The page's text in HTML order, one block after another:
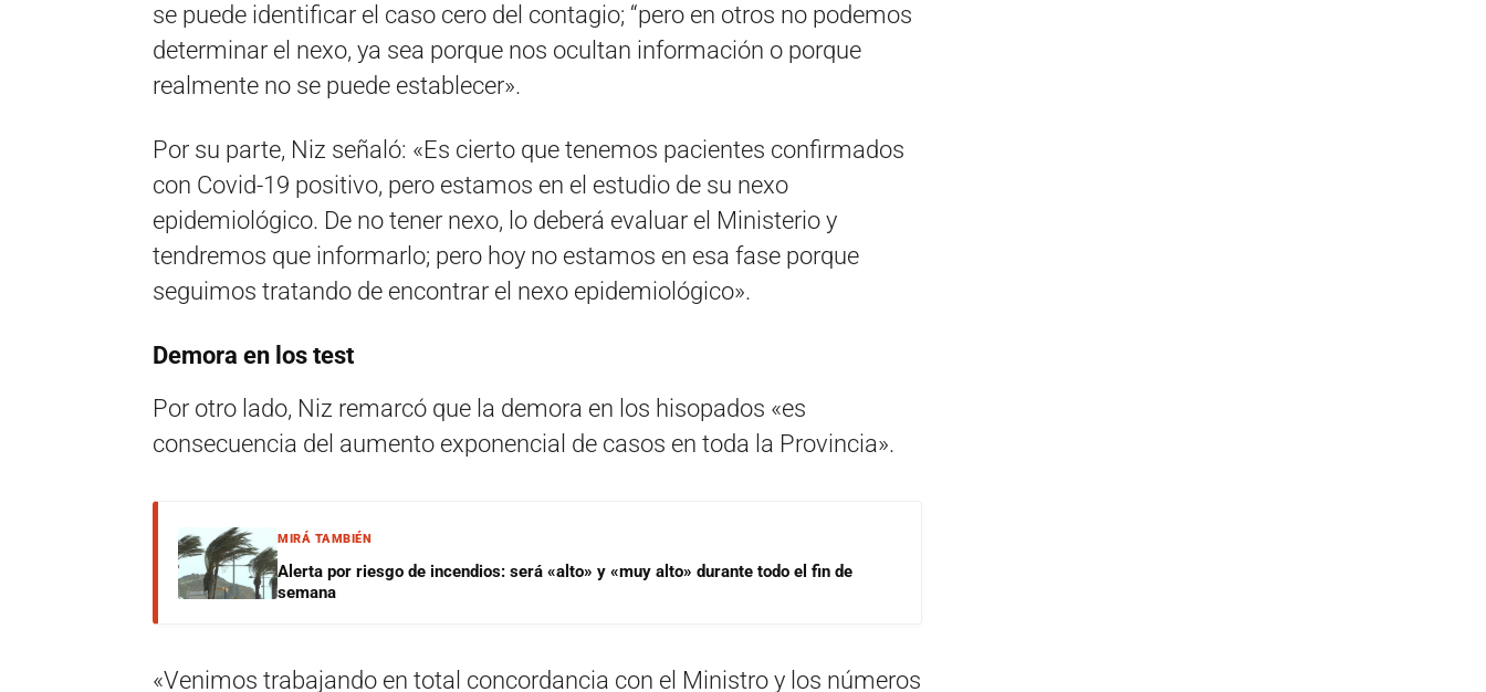
se puede identificar el caso cero del contagio; “pero en otros no podemos
determinar el nexo, ya sea porque nos ocultan información o porque
realmente no se puede establecer».
Por su parte, Niz señaló: «Es cierto que tenemos pacientes confirmados
con Covid-19 positivo, pero estamos en el estudio de su nexo
epidemiológico. De no tener nexo, lo deberá evaluar el Ministerio y
tendremos que informarlo; pero hoy no estamos en esa fase porque
seguimos tratando de encontrar el nexo epidemiológico».
Demora en los test
Por otro lado, Niz remarcó que la demora en los hisopados «es
consecuencia del aumento exponencial de casos en toda la Provincia».
MIRÁ TAMBIÉN
Alerta por riesgo de incendios: será «alto» y «muy alto» durante todo el fin de
semana
«Venimos trabajando en total concordancia con el Ministro y los números